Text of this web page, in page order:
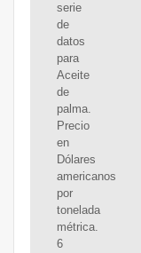
serie
de
datos
para
Aceite
de
palma.
Precio
en
Dólares
americanos
por
tonelada
métrica.
6